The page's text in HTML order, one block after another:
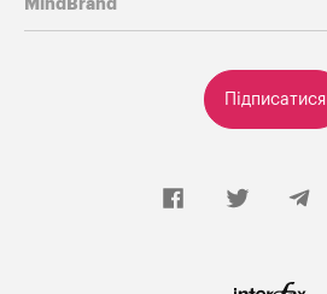
Підписатися
MindBrand